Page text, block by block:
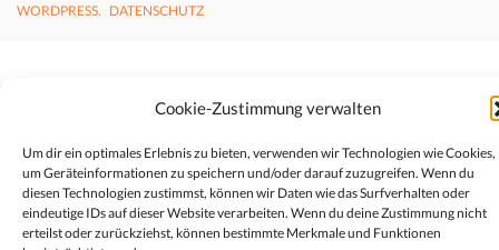
Cookie-Zustimmung verwalten
Um dir ein optimales Erlebnis zu bieten, verwenden wir Technologien wie Cookies,
um Geräteinformationen zu speichern und/oder darauf zuzugreifen. Wenn du
diesen Technologien zustimmst, können wir Daten wie das Surfverhalten oder
eindeutige IDs auf dieser Website verarbeiten. Wenn du deine Zustimmung nicht
erteilst oder zurückziehst, können bestimmte Merkmale und Funktionen
WORDPRESS. DATENSCHUTZ